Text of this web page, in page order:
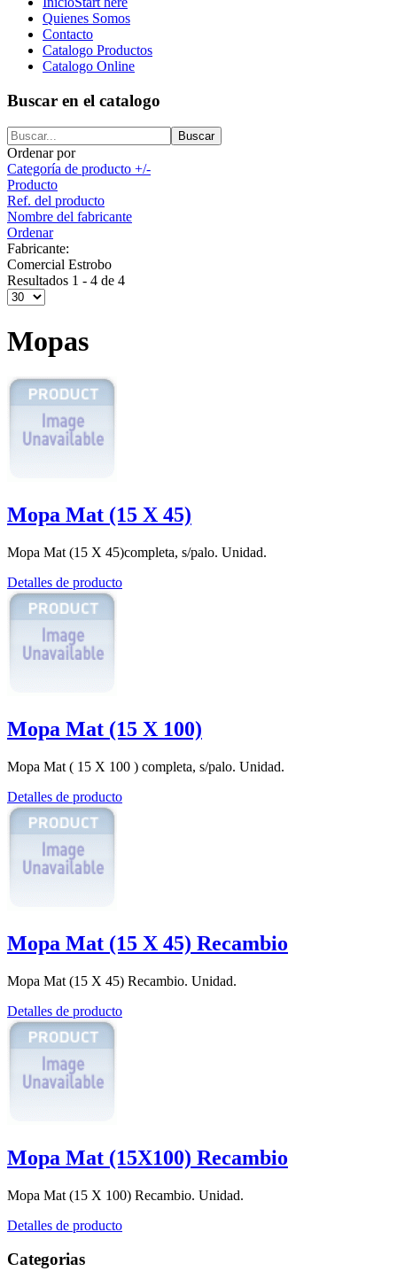
Quienes Somos
Contacto
Catalogo Productos
Catalogo Online
Buscar en el catalogo
Ordenar por
Categoría de producto +/-
Producto
Ref. del producto
Nombre del fabricante
Ordenar
Fabricante:
Comercial Estrobo
Resultados 1 - 4 de 4
Mopas
Mopa Mat (15 X 45)
Mopa Mat (15 X 45)completa, s/palo. Unidad.
Detalles de producto
Mopa Mat (15 X 100)
Mopa Mat ( 15 X 100 ) completa, s/palo. Unidad.
Detalles de producto
Mopa Mat (15 X 45) Recambio
Mopa Mat (15 X 45) Recambio. Unidad.
Detalles de producto
Mopa Mat (15X100) Recambio
Mopa Mat (15 X 100) Recambio. Unidad.
Detalles de producto
Categorias